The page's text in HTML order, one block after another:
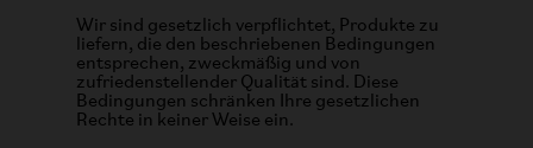
Wir sind gesetzlich verpflichtet, Produkte zu
liefern, die den beschriebenen Bedingungen
entsprechen, zweckmäßig und von
zufriedenstellender Qualität sind. Diese
Bedingungen schränken Ihre gesetzlichen
Rechte in keiner Weise ein.